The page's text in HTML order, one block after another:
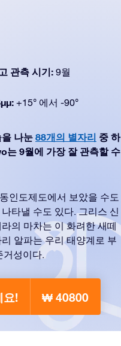
관측 시기: 9월
+15° 에서 -90°
나눈 88개의 별자리 중 하
는 9월에 가장 잘 관측할 수
인도제도에서 보았을 수도
타낼 수도 있다. 그리스 신
의 마차는 이 화려한 새떼
알파는 우리 태양계로 부
거성이다.
요! ₩ 40800